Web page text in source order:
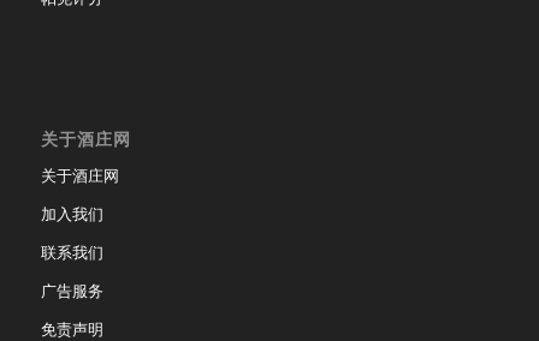
关于酒庄网
关于酒庄网
加入我们
联系我们
广告服务
免责声明